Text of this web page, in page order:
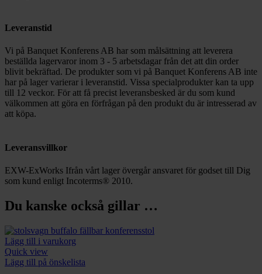
Leveranstid
Vi på Banquet Konferens AB har som målsättning att leverera
beställda lagervaror inom 3 - 5 arbetsdagar från det att din order
blivit bekräftad. De produkter som vi på Banquet Konferens AB inte
har på lager varierar i leveranstid. Vissa specialprodukter kan ta upp
till 12 veckor. För att få precist leveransbesked är du som kund
välkommen att göra en förfrågan på den produkt du är intresserad av
att köpa.
Leveransvillkor
EXW-ExWorks Ifrån vårt lager övergår ansvaret för godset till Dig
som kund enligt Incoterms® 2010.
Du kanske också gillar …
Lägg till i varukorg
Quick view
Lägg till på önskelista